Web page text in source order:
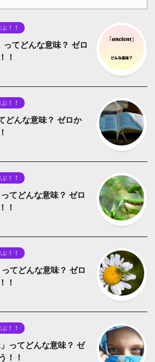
！！
てどんな意味？ ゼロ
！
！！
どんな意味？ ゼロか
！！
てどんな意味？ ゼロ
！
！！
てどんな意味？ ゼロ
！
！！
ってどんな意味？ ゼ
！！